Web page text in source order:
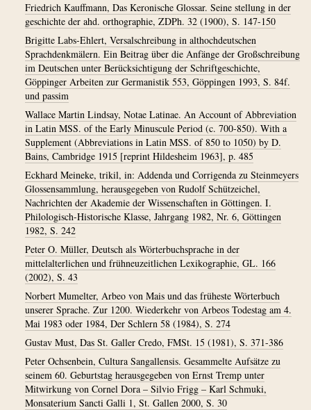
Friedrich Kauffmann, Das Keronische Glossar. Seine stellung in der
geschichte der ahd. orthographie, ZDPh. 32 (1900), S. 147-150
Brigitte Labs-Ehlert, Versalschreibung in althochdeutschen
Sprachdenkmälern. Ein Beitrag über die Anfänge der Großschreibung
im Deutschen unter Berücksichtigung der Schriftgeschichte,
Göppinger Arbeiten zur Germanistik 553, Göppingen 1993, S. 84f.
und passim
Wallace Martin Lindsay, Notae Latinae. An Account of Abbreviation
in Latin MSS. of the Early Minuscule Period (c. 700-850). With a
Supplement (Abbreviations in Latin MSS. of 850 to 1050) by D.
Bains, Cambridge 1915 [reprint Hildesheim 1963], p. 485
Eckhard Meineke, trikil, in: Addenda und Corrigenda zu Steinmeyers
Glossensammlung, herausgegeben von Rudolf Schützeichel,
Nachrichten der Akademie der Wissenschaften in Göttingen. I.
Philologisch-Historische Klasse, Jahrgang 1982, Nr. 6, Göttingen
1982, S. 242
Peter O. Müller, Deutsch als Wörterbuchsprache in der
mittelalterlichen und frühneuzeitlichen Lexikographie, GL. 166
(2002), S. 43
Norbert Mumelter, Arbeo von Mais und das früheste Wörterbuch
unserer Sprache. Zur 1200. Wiederkehr von Arbeos Todestag am 4.
Mai 1983 oder 1984, Der Schlern 58 (1984), S. 274
Gustav Must, Das St. Galler Credo, FMSt. 15 (1981), S. 371-386
Peter Ochsenbein, Cultura Sangallensis. Gesammelte Aufsätze zu
seinem 60. Geburtstag herausgegeben von Ernst Tremp unter
Mitwirkung von Cornel Dora – Silvio Frigg – Karl Schmuki,
Monsaterium Sancti Galli 1, St. Gallen 2000, S. 30